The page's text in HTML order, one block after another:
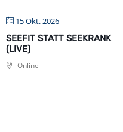
15 Okt. 2026
SEEFIT STATT SEEKRANK
(LIVE)
Online